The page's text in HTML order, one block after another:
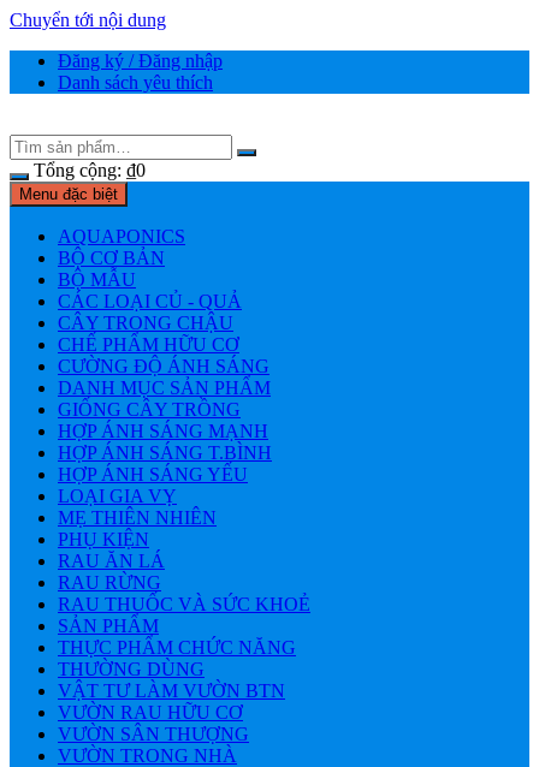
Chuyển tới nội dung
Đăng ký / Đăng nhập
Danh sách yêu thích
Tổng cộng: ₫0
Menu đặc biệt
AQUAPONICS
BỘ CƠ BẢN
BỘ MẪU
CÁC LOẠI CỦ - QUẢ
CÂY TRONG CHẬU
CHẾ PHẨM HỮU CƠ
CƯỜNG ĐỘ ÁNH SÁNG
DANH MỤC SẢN PHẨM
GIỐNG CÂY TRỒNG
HỢP ÁNH SÁNG MẠNH
HỢP ÁNH SÁNG T.BÌNH
HỢP ÁNH SÁNG YẾU
LOẠI GIA VỴ
MẸ THIÊN NHIÊN
PHỤ KIỆN
RAU ĂN LÁ
RAU RỪNG
RAU THUỐC VÀ SỨC KHOẺ
SẢN PHẨM
THỰC PHẨM CHỨC NĂNG
THƯỜNG DÙNG
VẬT TƯ LÀM VƯỜN BTN
VƯỜN RAU HỮU CƠ
VƯỜN SÂN THƯỢNG
VƯỜN TRONG NHÀ